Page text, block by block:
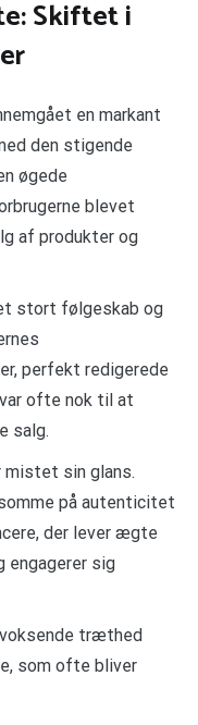
Skiftet i
en markant
den stigende
øgede
blevet
af produkter og
stort følgeskab og
perfekt redigerede
ofte nok til at
salg.
mistet sin glans.
på autenticitet
der lever ægte
engagerer sig
træthed
som ofte bliver